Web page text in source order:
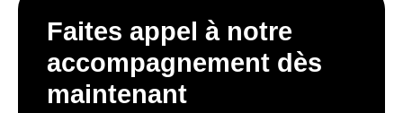
Faites appel à notre
accompagnement dès
maintenant